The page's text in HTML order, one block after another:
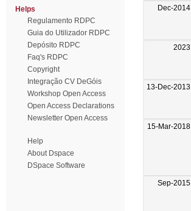
Helps
Regulamento RDPC
Guia do Utilizador RDPC
Depósito RDPC
Faq's RDPC
Copyright
Integração CV DeGóis
Workshop Open Access
Open Access Declarations
Newsletter Open Access
Help
About Dspace
DSpace Software
Dec-2014
2023
13-Dec-2013
15-Mar-2018
Sep-2015